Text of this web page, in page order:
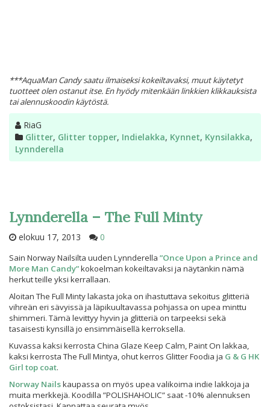
***AquaMan Candy saatu ilmaiseksi kokeiltavaksi, muut käytetyt
tuotteet olen ostanut itse. En hyödy mitenkään linkkien klikkauksista
tai alennuskoodin käytöstä.
Kirjoittaja
RiaG
Kategoriat
Glitter, Glitter topper, Indielakka, Kynnet, Kynsilakka,
Lynnderella
Lynnderella – The Full Minty
elokuu 17, 2013 0
Sain Norway Nailsilta uuden Lynnderella ”Once Upon a Prince and
More Man Candy”kokoelman kokeiltavaksi ja näytänkin nämä
herkut teille yksi kerrallaan.
Aloitan The Full Minty lakasta joka on ihastuttava sekoitus glitteriä
vihreän eri sävyissä ja läpikuultavassa pohjassa on upea minttu
shimmeri. Tämä levittyy hyvin ja glitteriä on tarpeeksi sekä
tasaisesti kynsillä jo ensimmäisellä kerroksella.
Kuvassa kaksi kerrosta China Glaze Keep Calm, Paint On lakkaa,
kaksi kerrosta The Full Mintya, ohut kerros Glitter Foodia ja G & G HK
Girl top coat.
Norway Nailskaupassa on myös upea valikoima indie lakkoja ja
muita merkkejä. Koodilla ”POLISHAHOLIC” saat -10% alennuksen